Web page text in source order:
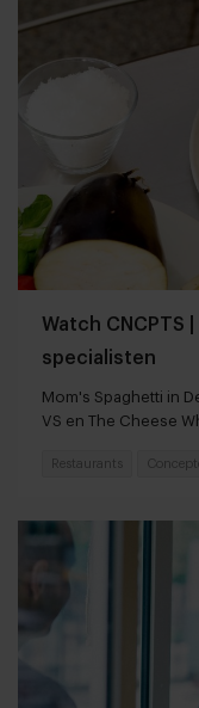
Watch CNCPTS
specialisten
Mom's Spaghetti in
VS en The Cheese
Restaurants